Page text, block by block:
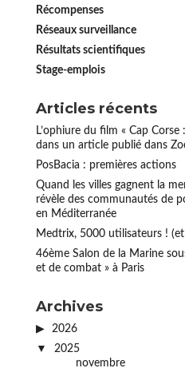
Récompenses
Réseaux surveillance
Résultats scientifiques
Stage-emplois
Articles récents
L’ophiure du film « Cap
dans un article publié dans
PosBacia : premières actions
Quand les villes gagnent la
révèle des communautés de
en Méditerranée
Medtrix, 5000 utilisateurs !
46ème Salon de la Marine
et de combat » à Paris
Archives
2026
2025
novembre